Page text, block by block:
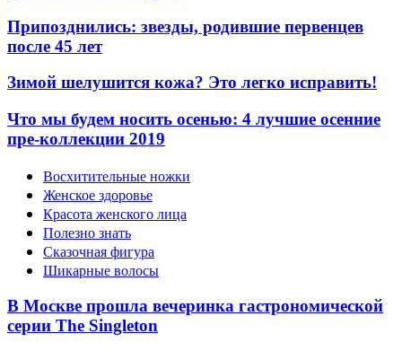
Припозднились: звезды, родившие первенцев
после 45 лет
Зимой шелушится кожа? Это легко исправить!
Что мы будем носить осенью: 4 лучшие осенние
пре-коллекции 2019
Восхитительные ножки
Женское здоровье
Красота женского лица
Полезно знать
Сказочная фигура
Шикарные волосы
В Москве прошла вечеринка гастрономической
серии The Singleton